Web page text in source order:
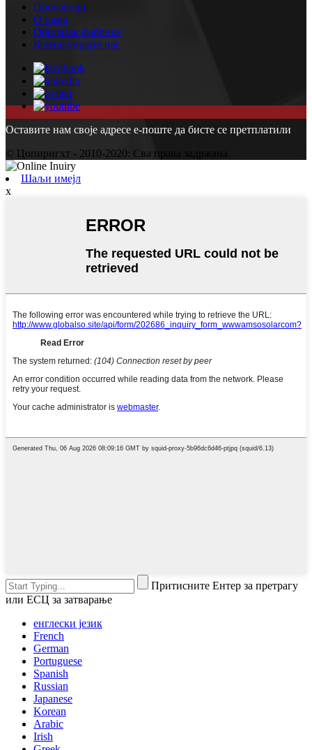
Производи
О нама
Обилазак фабрике
Контактирајте нас
Оставите нам своје адресе е-поште да бисте се претплатили
© Цопиригхт - 2010-2020: Сва права задржана.
Шаљи имејл
x
Притисните Ентер за претрагу
или ЕСЦ за затварање
енглески језик
French
German
Portuguese
Spanish
Russian
Japanese
Korean
Arabic
Irish